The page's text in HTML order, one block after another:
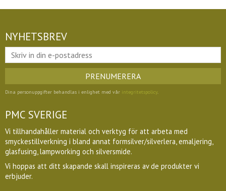
NYHETSBREV
PRENUMERERA
Dina personuppgifter behandlas i enlighet med vår integritetspolicy.
PMC SVERIGE
Vi tillhandahåller material och verktyg för att arbeta med
smyckestillverkning i bland annat formsilver/silverlera, emaljering,
glasfusing, lampworking och silversmide.
Vi hoppas att ditt skapande skall inspireras av de produkter vi
erbjuder.